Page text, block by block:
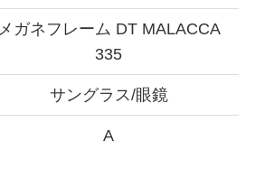
メガネフレーム DT MALACCA
335
サングラス/眼鏡
A